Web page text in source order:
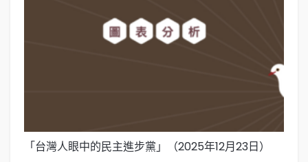
「台灣人眼中的民主進步黨」（2025年12月23日）